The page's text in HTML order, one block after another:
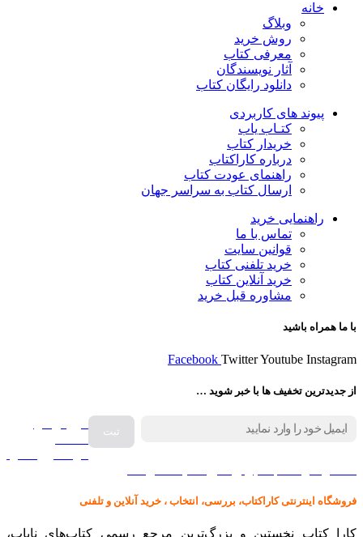
خانه
وبلاگ
روش خرید
معرفی کتاب
آثار نویسندگان
دانلود رایگان کتاب
پیوند های کاربردی
کتـاب یاب
خریدار کتاب
درباره کاراکتاب
راهنمای عودت کتاب
ارسال کتاب به سراسر جهان
راهنمایی خرید
تماس با ما
قوانین سایت
خرید تلفنی کتاب
خرید آنلاین کتاب
مشاوره قبل خرید
با ما همراه باشید
Facebook TwitterYoutube Instagram
از جدیدترین تخفیف ها با خبر شوید …
فروش انواع
فروشگاه اینترنتی کاراکتاب، بررسی، انتخاب ، خرید آنلاین و تلفنی
کارا کتاب نخستین و بزرگ‌ترین مرجع رسمی کتاب‌های نایاب،